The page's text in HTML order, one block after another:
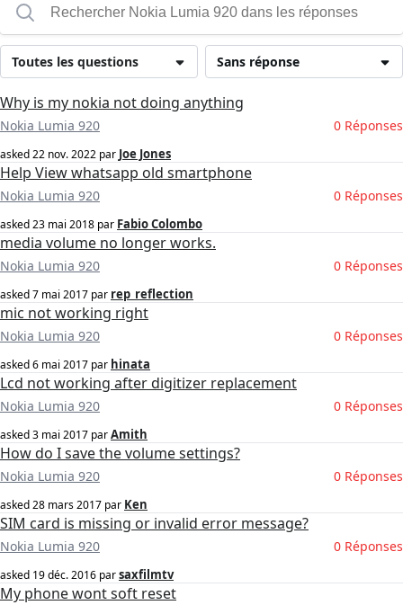
Sans réponse
Toutes les questions
Why is my nokia not doing anything
Nokia Lumia 920 0 Réponses
asked22 nov. 2022 par Joe Jones
Help View whatsapp old smartphone
Nokia Lumia 920 0 Réponses
asked23 mai 2018 par Fabio Colombo
media volume no longer works.
Nokia Lumia 920 0 Réponses
asked7 mai 2017 par rep_reflection
mic not working right
Nokia Lumia 920 0 Réponses
asked6 mai 2017 par hinata
Lcd not working after digitizer replacement
Nokia Lumia 920 0 Réponses
asked3 mai 2017 parAmith
How do I save the volume settings?
Nokia Lumia 920 0 Réponses
asked28 mars 2017 par Ken
SIM card is missing or invalid error message?
Nokia Lumia 920 0 Réponses
asked 19 déc. 2016 parsaxfilmtv
My phone wont soft reset